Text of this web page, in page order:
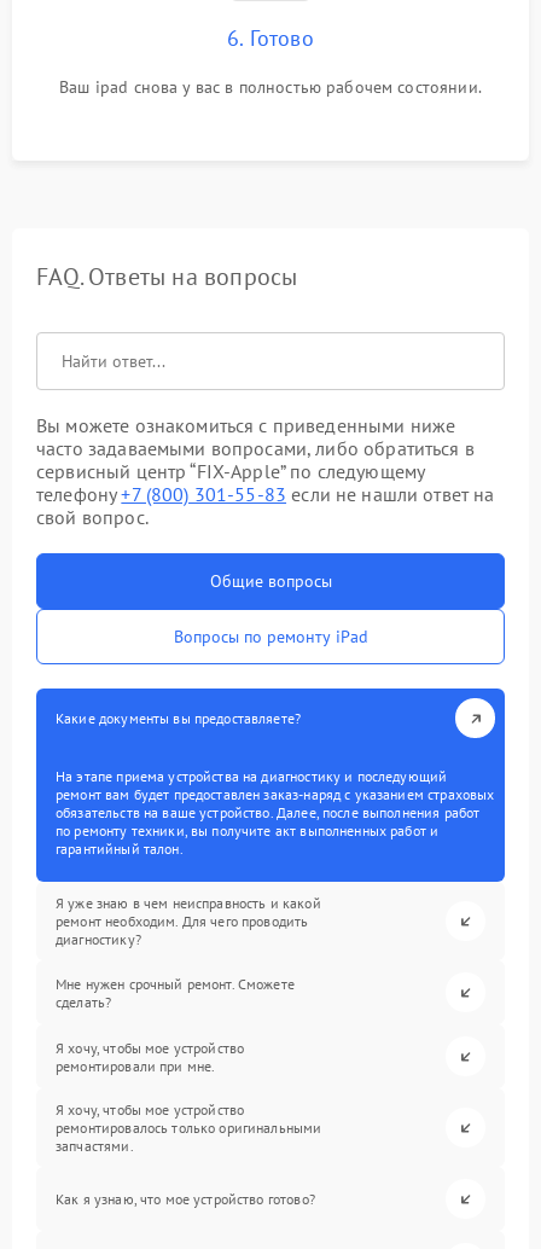
6. Готово
Ваш ipad снова у вас в полностью рабочем состоянии.
FAQ. Ответы на вопросы
Вы можете ознакомиться с приведенными ниже
часто задаваемыми вопросами, либо обратиться в
сервисный центр “FIX-Apple” по следующему
телефону+7 (800) 301-55-83 если не нашли ответ на
свой вопрос.
Общие вопросы
Вопросы по ремонту iPad
Какие документы вы предоставляете?
На этапе приема устройства на диагностику и последующий
ремонт вам будет предоставлен заказ-наряд с указанием страховых
обязательств на ваше устройство. Далее, после выполнения работ
по ремонту техники, вы получите акт выполненных работ и
гарантийный талон.
Я уже знаю в чем неисправность и какой
ремонт необходим. Для чего проводить
диагностику?
Мне нужен срочный ремонт. Сможете
сделать?
Я хочу, чтобы мое устройство
ремонтировали при мне.
Я хочу, чтобы мое устройство
ремонтировалось только оригинальными
запчастями.
Как я узнаю, что мое устройство готово?